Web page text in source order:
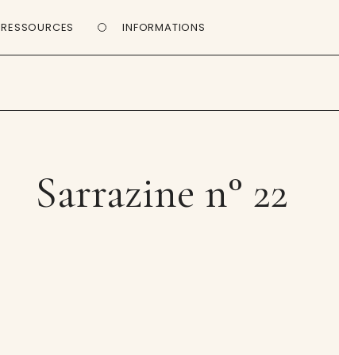
RESSOURCES INFORMATIONS
Sarrazine n° 22